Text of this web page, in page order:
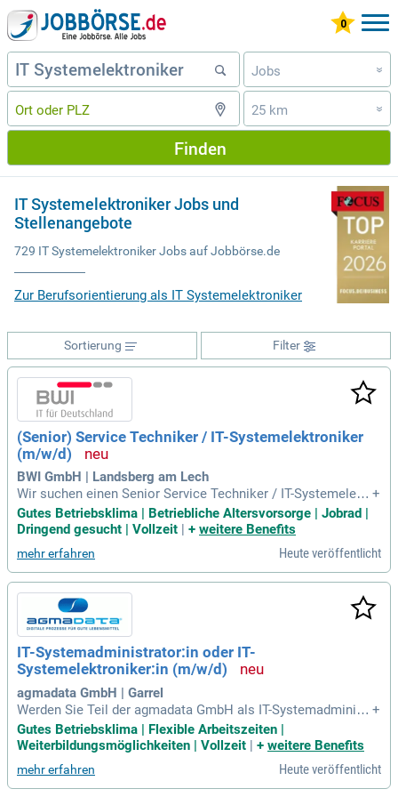
Jobs »
25 km »
Finden
IT Systemelektroniker Jobs und
Stellenangebote
729 IT Systemelektroniker Jobs auf Jobbörse.de
Zur Berufsorientierung als IT Systemelektroniker
Filter
Sortierung
(Senior) Service Techniker / IT-Systemelektroniker
(m/w/d)
BWI GmbH | Landsberg am Lech
Wir suchen einen Senior Service Techniker / IT-Systemelektr
oniker (m/w/d) in München (Nord) oder Landsberg am Lech.
Sie unterstützen die Bundeswehr mit Vor-Ort-Services wie E
n. Zu Ihren Aufgaben zählen Installation, Inbetriebnahme so
wie Wartung von Hardware und die Durchführung von IMAC
D-Aufträgen. Im 1st- und 2nd-Level-Support stehen Sie den U
sern zur Seite und unterstützen sie bei der Nutzung der IT-Inf
rastruktur. Zudem übernehmen Sie die Inbetriebsetzung von
Netzwerk- und Serverumgebungen und begleiten wichtige Pr
ojekte. Interessiert? Bewerben Sie sich noch heute!
+
Gutes Betriebsklima | Betriebliche Altersvorsorge | Jobrad |
Dringend gesucht | Vollzeit
+ weitere Benefits
mehr erfahren Heute veröffentlicht
IT-Systemadministrator:in oder IT-
Systemelektroniker:in (m/w/d)
agmadata GmbH | Garrel
Werden Sie Teil der agmadata GmbH als IT-Systemadministr
ator:in oder IT-Systemelektroniker:in (m/w/d) und gestalten
Sie digitale Prozesse in der Lebensmittelbranche! Seit über
30 Jahren optimieren wir die Wertschöpfungskette tierische
r Lebensmittel mit innovativen Softwarelösungen. Ihre Aufg
aben umfassen die Administration von Windows-Client- und
+
Gutes Betriebsklima | Flexible Arbeitszeiten |
Weiterbildungsmöglichkeiten | Vollzeit | + weitere Benefits
mehr erfahren Heute veröffentlicht